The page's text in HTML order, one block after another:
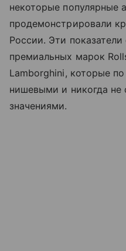
некоторые популярные
продемонстрировали
России. Эти
премиальных марок
Lamborghini, которые
нишевыми и никогда не
значениями.